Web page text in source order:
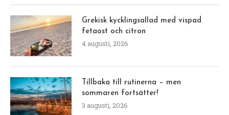
Grekisk kycklingsallad med vispad
fetaost och citron
4 augusti, 2026
Tillbaka till rutinerna – men
sommaren fortsätter!
3 augusti, 2026